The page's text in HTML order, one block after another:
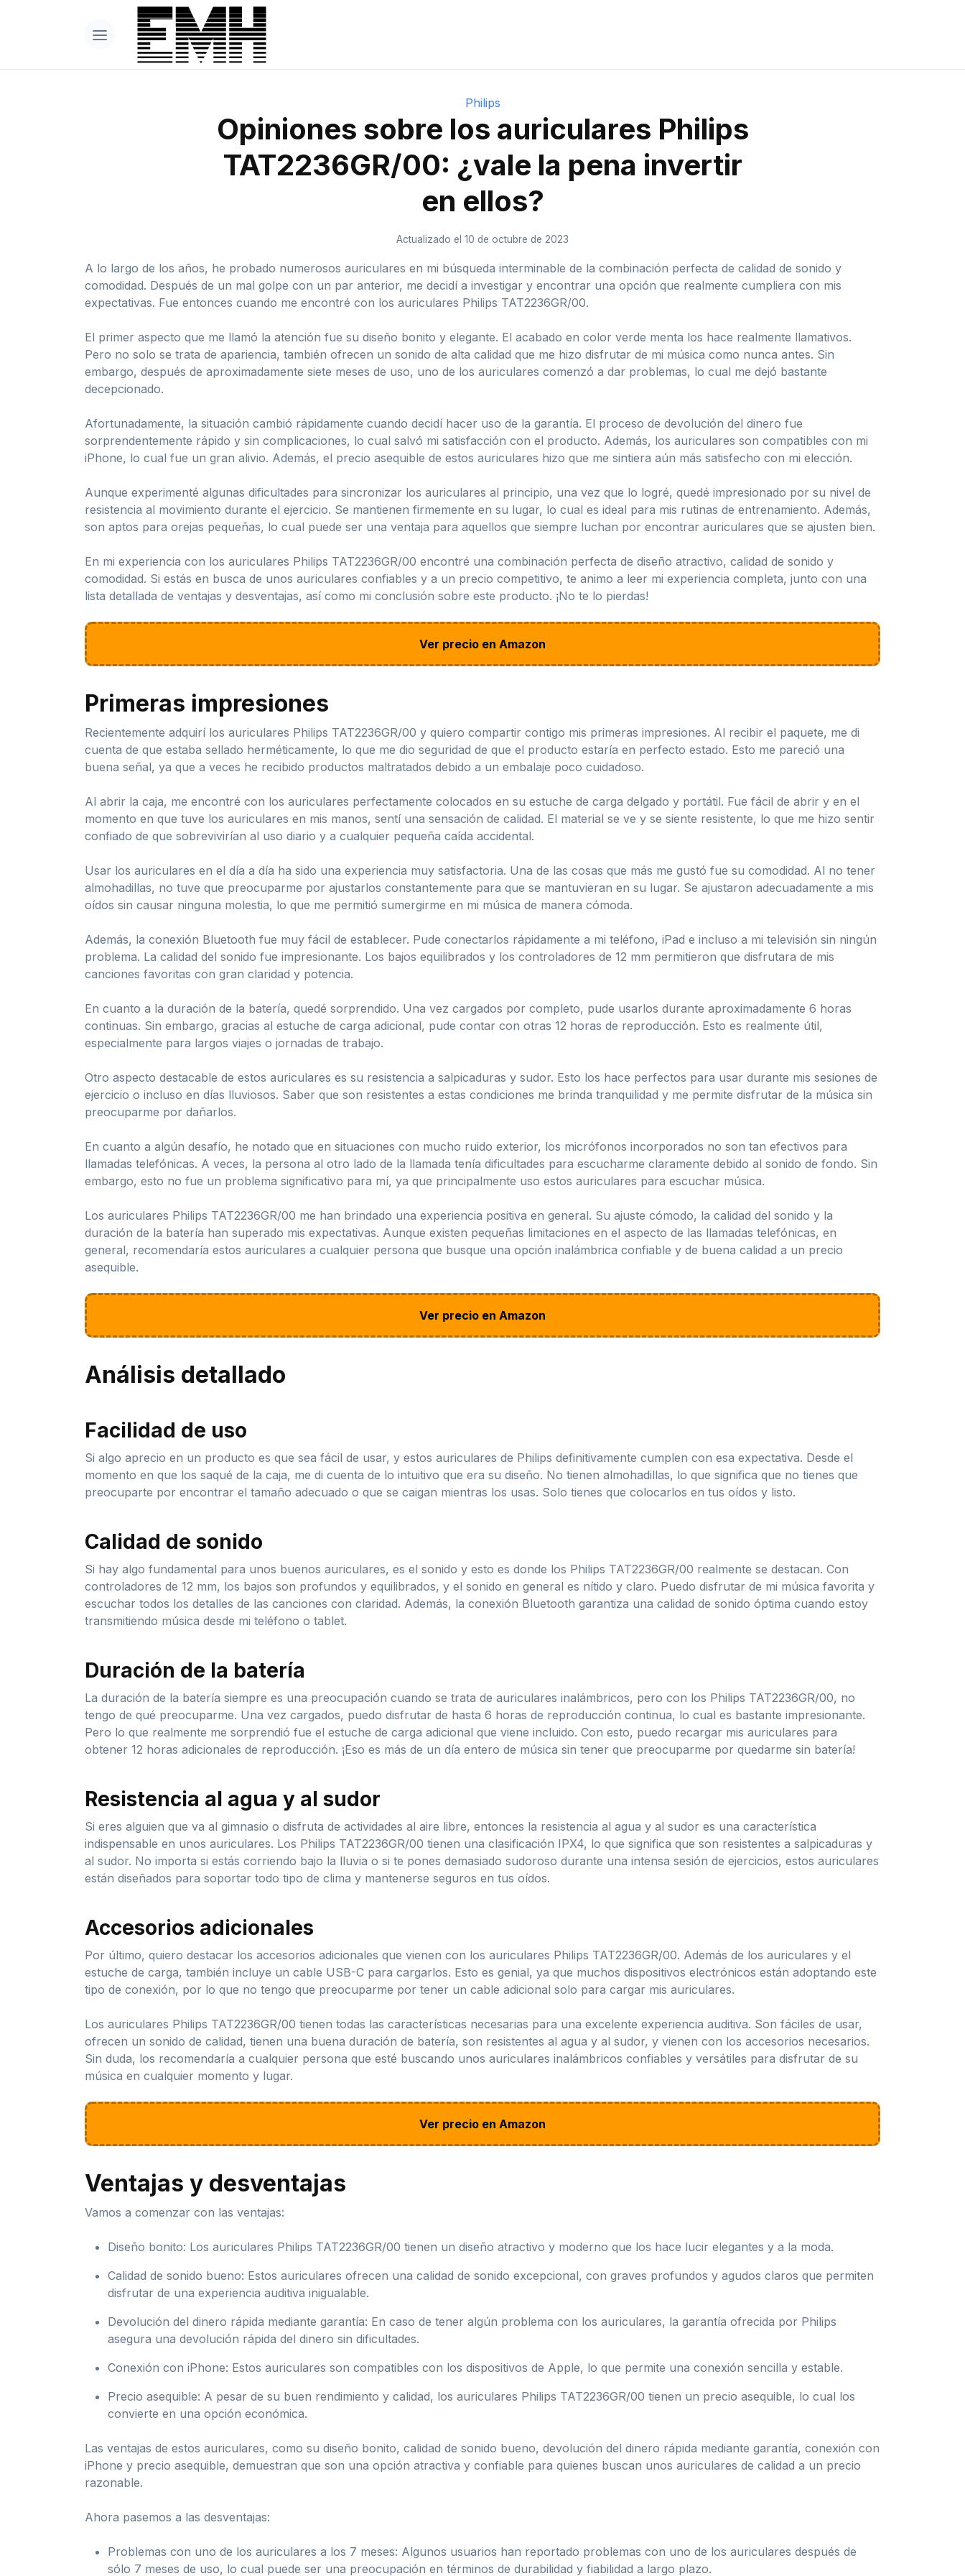
Philips
Opiniones sobre los auriculares Philips
TAT2236GR/00: ¿vale la pena invertir
en ellos?
Actualizado el 10 de octubre de 2023
A lo largo de los años, he probado numerosos auriculares en mi búsqueda interminable de la combinación perfecta de calidad de sonido y
comodidad. Después de un mal golpe con un par anterior, me decidí a investigar y encontrar una opción que realmente cumpliera con mis
expectativas. Fue entonces cuando me encontré con los auriculares Philips TAT2236GR/00.
El primer aspecto que me llamó la atención fue su diseño bonito y elegante. El acabado en color verde menta los hace realmente llamativos.
Pero no solo se trata de apariencia, también ofrecen un sonido de alta calidad que me hizo disfrutar de mi música como nunca antes. Sin
embargo, después de aproximadamente siete meses de uso, uno de los auriculares comenzó a dar problemas, lo cual me dejó bastante
decepcionado.
Afortunadamente, la situación cambió rápidamente cuando decidí hacer uso de la garantía. El proceso de devolución del dinero fue
sorprendentemente rápido y sin complicaciones, lo cual salvó mi satisfacción con el producto. Además, los auriculares son compatibles con mi
iPhone, lo cual fue un gran alivio. Además, el precio asequible de estos auriculares hizo que me sintiera aún más satisfecho con mi elección.
Aunque experimenté algunas dificultades para sincronizar los auriculares al principio, una vez que lo logré, quedé impresionado por su nivel de
resistencia al movimiento durante el ejercicio. Se mantienen firmemente en su lugar, lo cual es ideal para mis rutinas de entrenamiento. Además,
son aptos para orejas pequeñas, lo cual puede ser una ventaja para aquellos que siempre luchan por encontrar auriculares que se ajusten bien.
En mi experiencia con los auriculares Philips TAT2236GR/00 encontré una combinación perfecta de diseño atractivo, calidad de sonido y
comodidad. Si estás en busca de unos auriculares confiables y a un precio competitivo, te animo a leer mi experiencia completa, junto con una
lista detallada de ventajas y desventajas, así como mi conclusión sobre este producto. ¡No te lo pierdas!
Ver precio en Amazon
Primeras impresiones
Recientemente adquirí los auriculares Philips TAT2236GR/00 y quiero compartir contigo mis primeras impresiones. Al recibir el paquete, me di
cuenta de que estaba sellado herméticamente, lo que me dio seguridad de que el producto estaría en perfecto estado. Esto me pareció una
buena señal, ya que a veces he recibido productos maltratados debido a un embalaje poco cuidadoso.
Al abrir la caja, me encontré con los auriculares perfectamente colocados en su estuche de carga delgado y portátil. Fue fácil de abrir y en el
momento en que tuve los auriculares en mis manos, sentí una sensación de calidad. El material se ve y se siente resistente, lo que me hizo sentir
confiado de que sobrevivirían al uso diario y a cualquier pequeña caída accidental.
Usar los auriculares en el día a día ha sido una experiencia muy satisfactoria. Una de las cosas que más me gustó fue su comodidad. Al no tener
almohadillas, no tuve que preocuparme por ajustarlos constantemente para que se mantuvieran en su lugar. Se ajustaron adecuadamente a mis
oídos sin causar ninguna molestia, lo que me permitió sumergirme en mi música de manera cómoda.
Además, la conexión Bluetooth fue muy fácil de establecer. Pude conectarlos rápidamente a mi teléfono, iPad e incluso a mi televisión sin ningún
problema. La calidad del sonido fue impresionante. Los bajos equilibrados y los controladores de 12 mm permitieron que disfrutara de mis
canciones favoritas con gran claridad y potencia.
En cuanto a la duración de la batería, quedé sorprendido. Una vez cargados por completo, pude usarlos durante aproximadamente 6 horas
continuas. Sin embargo, gracias al estuche de carga adicional, pude contar con otras 12 horas de reproducción. Esto es realmente útil,
especialmente para largos viajes o jornadas de trabajo.
Otro aspecto destacable de estos auriculares es su resistencia a salpicaduras y sudor. Esto los hace perfectos para usar durante mis sesiones de
ejercicio o incluso en días lluviosos. Saber que son resistentes a estas condiciones me brinda tranquilidad y me permite disfrutar de la música sin
preocuparme por dañarlos.
En cuanto a algún desafío, he notado que en situaciones con mucho ruido exterior, los micrófonos incorporados no son tan efectivos para
llamadas telefónicas. A veces, la persona al otro lado de la llamada tenía dificultades para escucharme claramente debido al sonido de fondo. Sin
embargo, esto no fue un problema significativo para mí, ya que principalmente uso estos auriculares para escuchar música.
Los auriculares Philips TAT2236GR/00 me han brindado una experiencia positiva en general. Su ajuste cómodo, la calidad del sonido y la
duración de la batería han superado mis expectativas. Aunque existen pequeñas limitaciones en el aspecto de las llamadas telefónicas, en
general, recomendaría estos auriculares a cualquier persona que busque una opción inalámbrica confiable y de buena calidad a un precio
asequible.
Ver precio en Amazon
Análisis detallado
Facilidad de uso
Si algo aprecio en un producto es que sea fácil de usar, y estos auriculares de Philips definitivamente cumplen con esa expectativa. Desde el
momento en que los saqué de la caja, me di cuenta de lo intuitivo que era su diseño. No tienen almohadillas, lo que significa que no tienes que
preocuparte por encontrar el tamaño adecuado o que se caigan mientras los usas. Solo tienes que colocarlos en tus oídos y listo.
Calidad de sonido
Si hay algo fundamental para unos buenos auriculares, es el sonido y esto es donde los Philips TAT2236GR/00 realmente se destacan. Con
controladores de 12 mm, los bajos son profundos y equilibrados, y el sonido en general es nítido y claro. Puedo disfrutar de mi música favorita y
escuchar todos los detalles de las canciones con claridad. Además, la conexión Bluetooth garantiza una calidad de sonido óptima cuando estoy
transmitiendo música desde mi teléfono o tablet.
Duración de la batería
La duración de la batería siempre es una preocupación cuando se trata de auriculares inalámbricos, pero con los Philips TAT2236GR/00, no
tengo de qué preocuparme. Una vez cargados, puedo disfrutar de hasta 6 horas de reproducción continua, lo cual es bastante impresionante.
Pero lo que realmente me sorprendió fue el estuche de carga adicional que viene incluido. Con esto, puedo recargar mis auriculares para
obtener 12 horas adicionales de reproducción. ¡Eso es más de un día entero de música sin tener que preocuparme por quedarme sin batería!
Resistencia al agua y al sudor
Si eres alguien que va al gimnasio o disfruta de actividades al aire libre, entonces la resistencia al agua y al sudor es una característica
indispensable en unos auriculares. Los Philips TAT2236GR/00 tienen una clasificación IPX4, lo que significa que son resistentes a salpicaduras y
al sudor. No importa si estás corriendo bajo la lluvia o si te pones demasiado sudoroso durante una intensa sesión de ejercicios, estos auriculares
están diseñados para soportar todo tipo de clima y mantenerse seguros en tus oídos.
Accesorios adicionales
Por último, quiero destacar los accesorios adicionales que vienen con los auriculares Philips TAT2236GR/00. Además de los auriculares y el
estuche de carga, también incluye un cable USB-C para cargarlos. Esto es genial, ya que muchos dispositivos electrónicos están adoptando este
tipo de conexión, por lo que no tengo que preocuparme por tener un cable adicional solo para cargar mis auriculares.
Los auriculares Philips TAT2236GR/00 tienen todas las características necesarias para una excelente experiencia auditiva. Son fáciles de usar,
ofrecen un sonido de calidad, tienen una buena duración de batería, son resistentes al agua y al sudor, y vienen con los accesorios necesarios.
Sin duda, los recomendaría a cualquier persona que esté buscando unos auriculares inalámbricos confiables y versátiles para disfrutar de su
música en cualquier momento y lugar.
Ver precio en Amazon
Ventajas y desventajas
Vamos a comenzar con las ventajas:
Diseño bonito: Los auriculares Philips TAT2236GR/00 tienen un diseño atractivo y moderno que los hace lucir elegantes y a la moda.
Calidad de sonido bueno: Estos auriculares ofrecen una calidad de sonido excepcional, con graves profundos y agudos claros que permiten
disfrutar de una experiencia auditiva inigualable.
Devolución del dinero rápida mediante garantía: En caso de tener algún problema con los auriculares, la garantía ofrecida por Philips
asegura una devolución rápida del dinero sin dificultades.
Conexión con iPhone: Estos auriculares son compatibles con los dispositivos de Apple, lo que permite una conexión sencilla y estable.
Precio asequible: A pesar de su buen rendimiento y calidad, los auriculares Philips TAT2236GR/00 tienen un precio asequible, lo cual los
convierte en una opción económica.
Las ventajas de estos auriculares, como su diseño bonito, calidad de sonido bueno, devolución del dinero rápida mediante garantía, conexión con
iPhone y precio asequible, demuestran que son una opción atractiva y confiable para quienes buscan unos auriculares de calidad a un precio
razonable.
Ahora pasemos a las desventajas:
Problemas con uno de los auriculares a los 7 meses: Algunos usuarios han reportado problemas con uno de los auriculares después de
sólo 7 meses de uso, lo cual puede ser una preocupación en términos de durabilidad y fiabilidad a largo plazo.